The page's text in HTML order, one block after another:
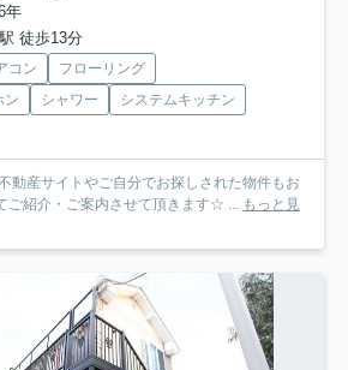
年
徒歩13分
コン
フローリング
ン
シャワー
システムキッチン
動産サイトやご自分でお探しされた物件もお
ご紹介・ご案内させて頂きます☆ ... もっと見